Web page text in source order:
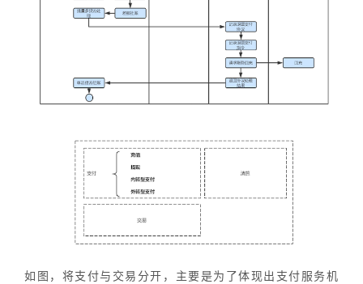
如图，将支付与交易分开，主要是为了体现出支付服务机